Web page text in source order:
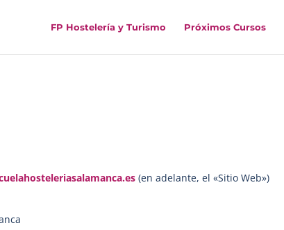
FP Hostelería y Turismo Próximos Cursos
(en adelante, el «Sitio Web»)